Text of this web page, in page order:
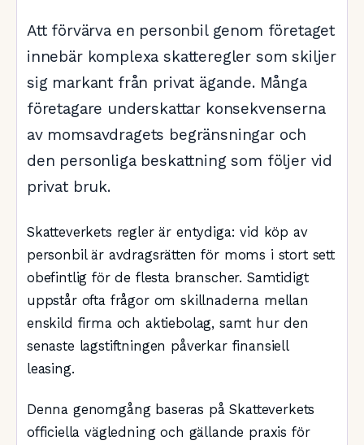
Att förvärva en personbil genom företaget
innebär komplexa skatteregler som skiljer
sig markant från privat ägande. Många
företagare underskattar konsekvenserna
av momsavdragets begränsningar och
den personliga beskattning som följer vid
privat bruk.
Skatteverkets regler är entydiga: vid köp av
personbil är avdragsrätten för moms i stort sett
obefintlig för de flesta branscher. Samtidigt
uppstår ofta frågor om skillnaderna mellan
enskild firma och aktiebolag, samt hur den
senaste lagstiftningen påverkar finansiell
leasing.
Denna genomgång baseras på Skatteverkets
officiella vägledning och gällande praxis för